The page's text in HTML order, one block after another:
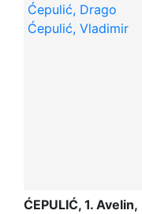
Ćepulić, Drago
Ćepulić, Vladimir
ĆEPULIĆ, 1. Avelin,